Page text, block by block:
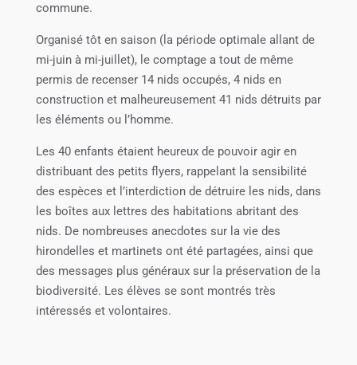
commune.
Organisé tôt en saison (la période optimale allant de
mi-juin à mi-juillet), le comptage a tout de même
permis de recenser 14 nids occupés, 4 nids en
construction et malheureusement 41 nids détruits par
les éléments ou l’homme.
Les 40 enfants étaient heureux de pouvoir agir en
distribuant des petits flyers, rappelant la sensibilité
des espèces et l’interdiction de détruire les nids, dans
les boîtes aux lettres des habitations abritant des
nids. De nombreuses anecdotes sur la vie des
hirondelles et martinets ont été partagées, ainsi que
des messages plus généraux sur la préservation de la
biodiversité. Les élèves se sont montrés très
intéressés et volontaires.